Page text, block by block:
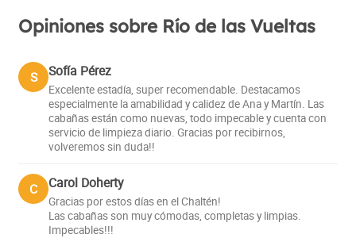
Opiniones sobre Río de las Vueltas
S Sofía Pérez
Excelente estadía, super recomendable. Destacamos
especialmente la amabilidad y calidez de Ana y Martín. Las
cabañas están como nuevas, todo impecable y cuenta con
servicio de limpieza diario. Gracias por recibirnos,
volveremos sin duda!!
C Carol Doherty
Gracias por estos días en el Chaltén!
Las cabañas son muy cómodas, completas y limpias.
Impecables!!!